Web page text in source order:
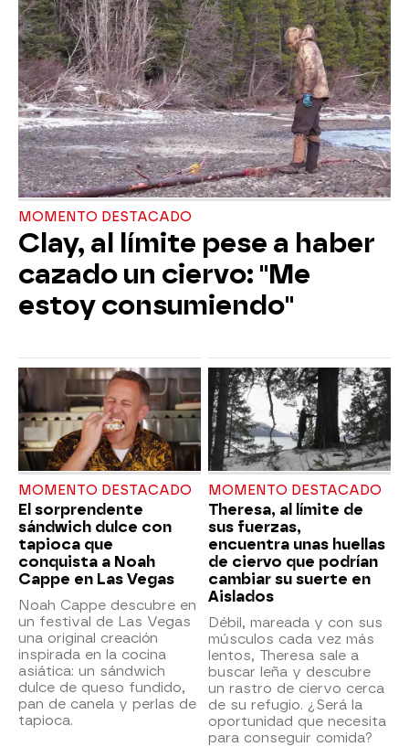
MOMENTO DESTACADO
Clay, al límite pese a haber
cazado un ciervo: "Me
estoy consumiendo"
MOMENTO DESTACADO
El sorprendente
sándwich dulce con
tapioca que
conquista a Noah
Cappe en Las Vegas
Noah Cappe descubre en
un festival de Las Vegas
una original creación
inspirada en la cocina
asiática: un sándwich
dulce de queso fundido,
pan de canela y perlas de
tapioca.
MOMENTO DESTACADO
Theresa, al límite de
sus fuerzas,
encuentra unas huellas
de ciervo que podrían
cambiar su suerte en
Aislados
Débil, mareada y con sus
músculos cada vez más
lentos, Theresa sale a
buscar leña y descubre
un rastro de ciervo cerca
de su refugio. ¿Será la
oportunidad que necesita
para conseguir comida?